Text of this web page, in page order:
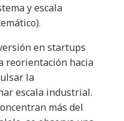
y escala
en startups
reorientación hacia
la
escala industrial.
más del